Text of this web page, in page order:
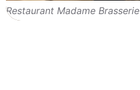
Restaurant Madame Brasserie